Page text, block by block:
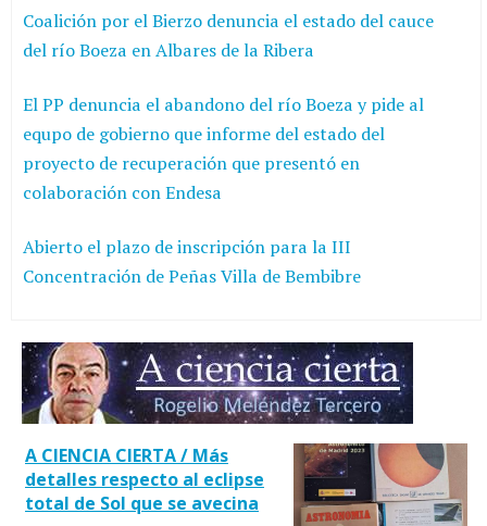
Coalición por el Bierzo denuncia el estado del cauce
del río Boeza en Albares de la Ribera
El PP denuncia el abandono del río Boeza y pide al
equpo de gobierno que informe del estado del
proyecto de recuperación que presentó en
colaboración con Endesa
Abierto el plazo de inscripción para la III
Concentración de Peñas Villa de Bembibre
A CIENCIA CIERTA / Más
detalles respecto al eclipse
total de Sol que se avecina